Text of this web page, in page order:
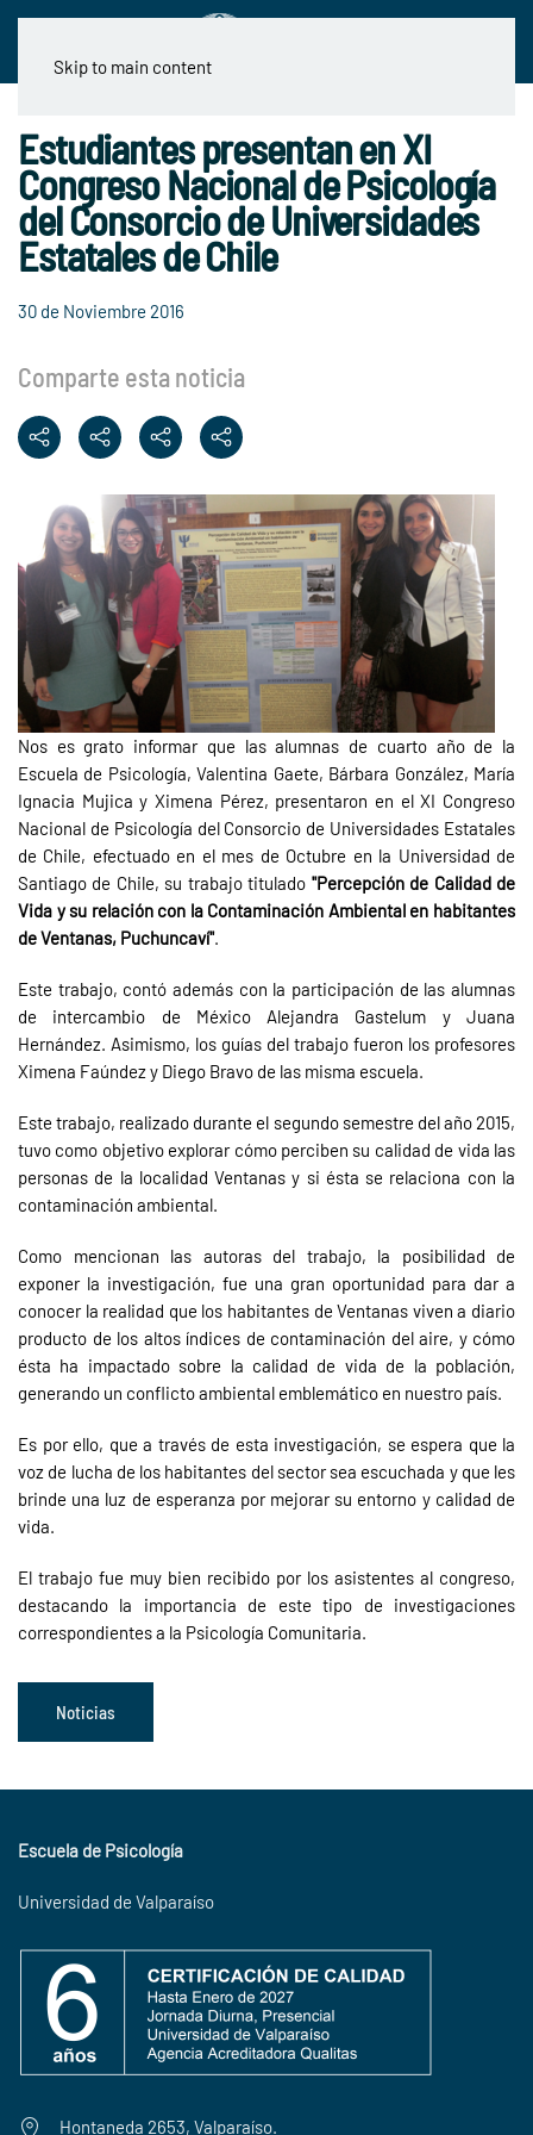
Skip to main content
Estudiantes presentan en XI
Congreso Nacional de Psicología
del Consorcio de Universidades
Estatales de Chile
30 de Noviembre 2016
Comparte esta noticia
Nos es grato informar que las alumnas de cuarto año de la
Escuela de Psicología, Valentina Gaete, Bárbara González, María
Ignacia Mujica y Ximena Pérez, presentaron en el XI Congreso
Nacional de Psicología del Consorcio de Universidades Estatales
de Chile, efectuado en el mes de Octubre en la Universidad de
Santiago de Chile, su trabajo titulado "Percepción de Calidad de
Vida y su relación con la Contaminación Ambiental en habitantes
de Ventanas, Puchuncaví".
Este trabajo, contó además con la participación de las alumnas
de intercambio de México Alejandra Gastelum y Juana
Hernández. Asimismo, los guías del trabajo fueron los profesores
Ximena Faúndez y Diego Bravo de las misma escuela.
Este trabajo, realizado durante el segundo semestre del año 2015,
tuvo como objetivo explorar cómo perciben su calidad de vida las
personas de la localidad Ventanas y si ésta se relaciona con la
contaminación ambiental.
Como mencionan las autoras del trabajo, la posibilidad de
exponer la investigación, fue una gran oportunidad para dar a
conocer la realidad que los habitantes de Ventanas viven a diario
producto de los altos índices de contaminación del aire, y cómo
ésta ha impactado sobre la calidad de vida de la población,
generando un conflicto ambiental emblemático en nuestro país.
Es por ello, que a través de esta investigación, se espera que la
voz de lucha de los habitantes del sector sea escuchada y que les
brinde una luz de esperanza por mejorar su entorno y calidad de
vida.
El trabajo fue muy bien recibido por los asistentes al congreso,
destacando la importancia de este tipo de investigaciones
correspondientes a la Psicología Comunitaria.
Noticias
Escuela de Psicología
Universidad de Valparaíso
Hontaneda 2653, Valparaíso.